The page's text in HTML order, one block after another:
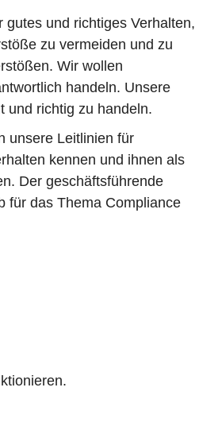
und richtiges Verhalten,
zu vermeiden und zu
Wir wollen
handeln. Unsere
und richtig zu handeln.
unsere Leitlinien für
kennen und ihnen als
Der geschäftsführende
für das Thema Compliance